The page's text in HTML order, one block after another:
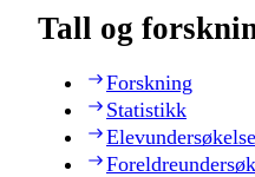
Tall og
Forskning
Statistikk